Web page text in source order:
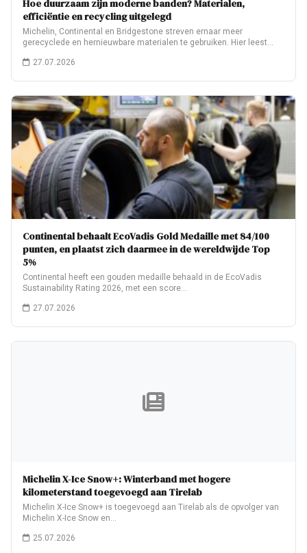
Hoe duurzaam zijn moderne banden? Materialen,
efficiëntie en recycling uitgelegd
Michelin, Continental en Bridgestone streven ernaar meer
gerecyclede en hernieuwbare materialen te gebruiken. Hier leest…
27.07.2026
Continental behaalt EcoVadis Gold Medaille met 84/100
punten, en plaatst zich daarmee in de wereldwijde Top
5%
Continental heeft een gouden medaille behaald in de EcoVadis
Sustainability Rating 2026, met een score…
27.07.2026
Michelin X-Ice Snow+: Winterband met hogere
kilometerstand toegevoegd aan Tirelab
Michelin X-Ice Snow+ is toegevoegd aan Tirelab als de opvolger van
Michelin X-Ice Snow en…
25.07.2026